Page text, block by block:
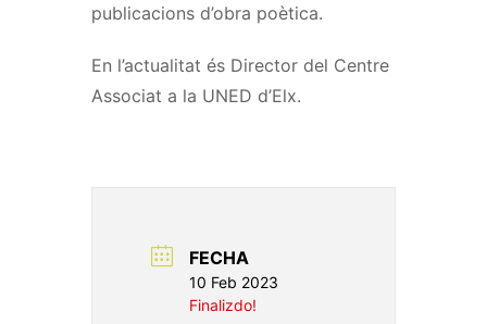
publicacions d’obra poètica.
En l’actualitat és Director del Centre
Associat a la UNED d’Elx.
FECHA
10 Feb 2023
Finalizdo!